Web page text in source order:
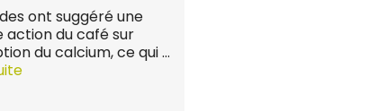
ont suggéré une
action du café sur
du calcium, ce qui …